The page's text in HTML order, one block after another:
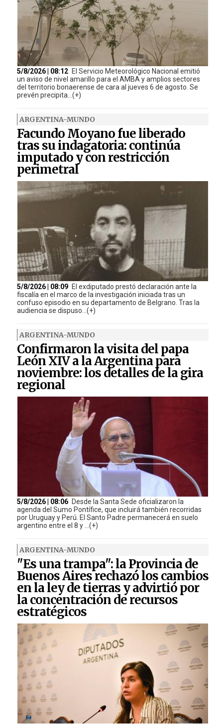
5/8/2026 | 08:12 El Servicio Meteorológico Nacional emitió
un aviso de nivel amarillo para el AMBA y amplios sectores
del territorio bonaerense de cara al jueves 6 de agosto. Se
prevén precipita...(+)
ARGENTINA-MUNDO
Facundo Moyano fue liberado
tras su indagatoria: continúa
imputado y con restricción
perimetral
5/8/2026 | 08:09 El exdiputado prestó declaración ante la
fiscalía en el marco de la investigación iniciada tras un
confuso episodio en su departamento de Belgrano. Tras la
audiencia se dispuso...(+)
ARGENTINA-MUNDO
Confirmaron la visita del papa
León XIV a la Argentina para
noviembre: los detalles de la gira
regional
5/8/2026 | 08:06 Desde la Santa Sede oficializaron la
agenda del Sumo Pontífice, que incluirá también recorridas
por Uruguay y Perú. El Santo Padre permanecerá en suelo
argentino entre el 8 y ...(+)
ARGENTINA-MUNDO
"Es una trampa": la Provincia de
Buenos Aires rechazó los cambios
en la ley de tierras y advirtió por
la concentración de recursos
estratégicos